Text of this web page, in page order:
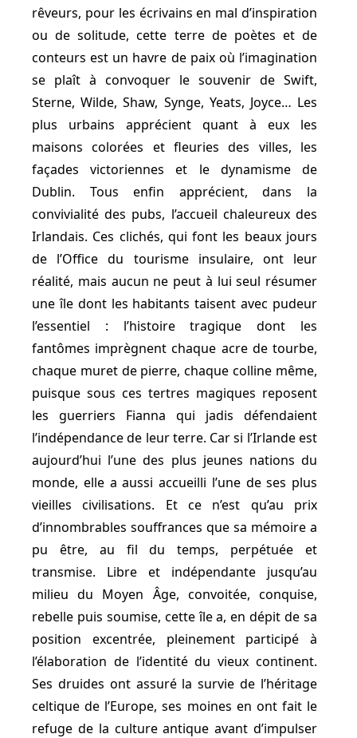
rêveurs, pour les écrivains en mal d’inspiration
ou de solitude, cette terre de poètes et de
conteurs est un havre de paix où l’imagination
se plaît à convoquer le souvenir de Swift,
Sterne, Wilde, Shaw, Synge, Yeats, Joyce… Les
plus urbains apprécient quant à eux les
maisons colorées et fleuries des villes, les
façades victoriennes et le dynamisme de
Dublin. Tous enfin apprécient, dans la
convivialité des pubs, l’accueil chaleureux des
Irlandais. Ces clichés, qui font les beaux jours
de l’Office du tourisme insulaire, ont leur
réalité, mais aucun ne peut à lui seul résumer
une île dont les habitants taisent avec pudeur
l’essentiel : l’histoire tragique dont les
fantômes imprègnent chaque acre de tourbe,
chaque muret de pierre, chaque colline même,
puisque sous ces tertres magiques reposent
les guerriers Fianna qui jadis défendaient
l’indépendance de leur terre. Car si l’Irlande est
aujourd’hui l’une des plus jeunes nations du
monde, elle a aussi accueilli l’une de ses plus
vieilles civilisations. Et ce n’est qu’au prix
d’innombrables souffrances que sa mémoire a
pu être, au fil du temps, perpétuée et
transmise. Libre et indépendante jusqu’au
milieu du Moyen Âge, convoitée, conquise,
rebelle puis soumise, cette île a, en dépit de sa
position excentrée, pleinement participé à
l’élaboration de l’identité du vieux continent.
Ses druides ont assuré la survie de l’héritage
celtique de l’Europe, ses moines en ont fait le
refuge de la culture antique avant d’impulser